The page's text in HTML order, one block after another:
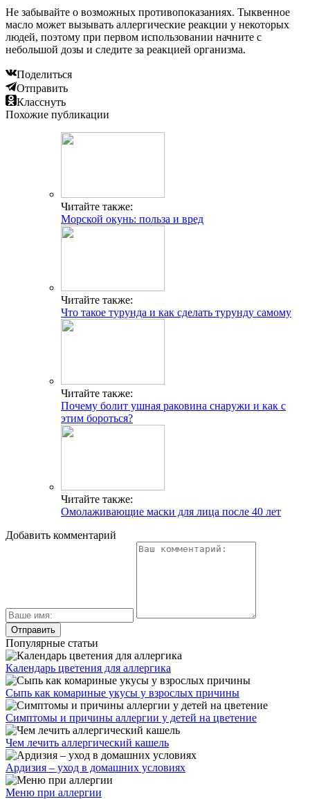
Не забывайте о возможных противопоказаниях. Тыквенное
масло может вызывать аллергические реакции у некоторых
людей, поэтому при первом использовании начните с
небольшой дозы и следите за реакцией организма.
Поделиться
Отправить
Класснуть
Похожие публикации
Читайте также:
Морской окунь: польза и вред
Читайте также:
Что такое турунда и как сделать турунду самому
Читайте также:
Почему болит ушная раковина снаружи и как с
этим бороться?
Читайте также:
Омолаживающие маски для лица после 40 лет
Добавить комментарий
Популярные статьи
Календарь цветения для аллергика
Сыпь как комариные укусы у взрослых причины
Симптомы и причины аллергии у детей на цветение
Чем лечить аллергический кашель
Ардизия – уход в домашних условиях
Меню при аллергии